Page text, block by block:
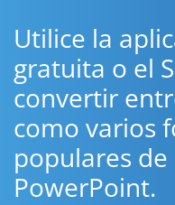
Utilice la
gratuita o el
convertir
como varios
populares
PowerPoint.